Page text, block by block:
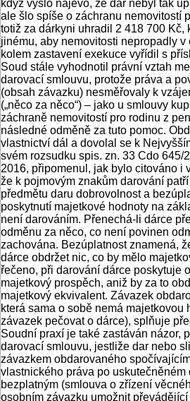
když vyšlo najevo, že dar nebyl tak
ale šlo spíše o záchranu nemovitostí
totiž za dárkyni uhradil 2 418 700 Kč,
jinému, aby nemovitosti nepropadly v
kolem zastavení exekuce vyřídil s
Soud stále vyhodnotil právní vztah
darovací smlouvu, protože práva a
(obsah závazku) nesměřovaly k
(„něco za něco“) – jako u smlouvy
záchraně nemovitostí pro rodinu z
následné odměně za tuto pomoc.
vlastnictví dál a dovolal se k
svém rozsudku spis. zn. 33 Cdo 645/
2016, připomenul, jak bylo citováno i
že k pojmovým znakům darování
předmětu daru dobrovolnost a
poskytnutí majetkové hodnoty na
není darováním. Přenechá-li dárce
odměnu za něco, co není povinen
zachována. Bezúplatnost znamená,
dárce obdržet nic, co by mělo
řečeno, při darování dárce poskytuje
majetkový prospěch, aniž by za to
majetkový ekvivalent. Závazek
která sama o sobě nemá majetkovou
závazek pečovat o dárce), splňuje
Soudní praxí je také zastáván názor,
darovací smlouvu, jestliže dar nebo
závazkem obdarovaného
vlastnického práva po uskutečněném
bezplatným (smlouva o zřízení
osobním závazku umožnit